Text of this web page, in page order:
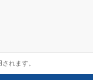
れます。